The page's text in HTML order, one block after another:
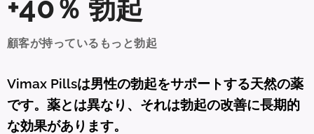
％ 勃起
顧客が持っているもっと勃起
Vimax Pillsは男性の勃起をサポートする天然の薬
です。薬とは異なり、それは勃起の改善に長期的
な効果があります。